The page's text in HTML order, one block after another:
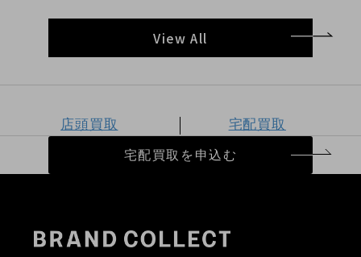
View All
店頭買取 宅配買取
宅配買取を申込む